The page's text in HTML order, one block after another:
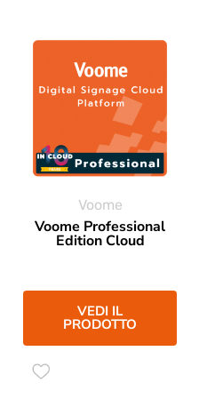
Voome
Voome Professional
Edition Cloud
VEDI IL
PRODOTTO